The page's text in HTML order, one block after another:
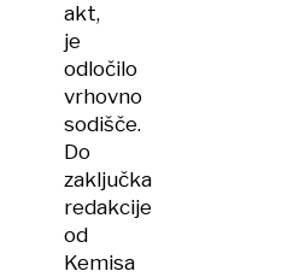
akt,
je
odločilo
vrhovno
sodišče.
Do
zaključka
redakcije
od
Kemisa